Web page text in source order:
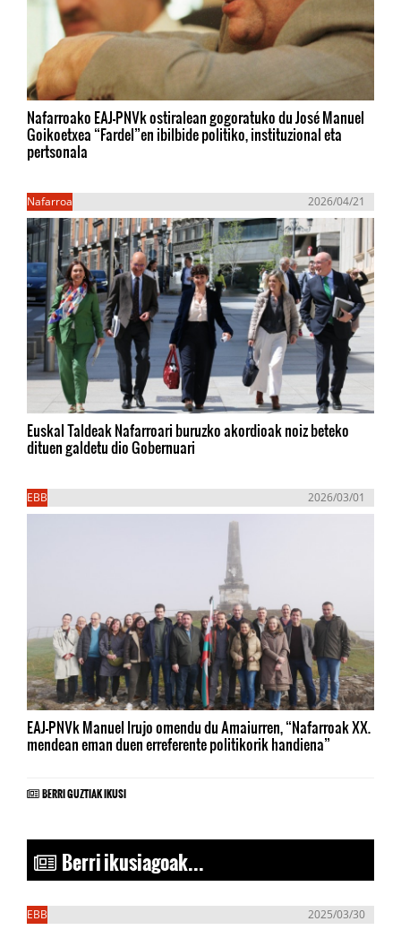
Nafarroako EAJ-PNVk ostiralean gogoratuko du José Manuel
Goikoetxea “Fardel”en ibilbide politiko, instituzional eta
pertsonala
Nafarroa 2026/04/21
Euskal Taldeak Nafarroari buruzko akordioak noiz beteko
dituen galdetu dio Gobernuari
EBB 2026/03/01
EAJ-PNVk Manuel Irujo omendu du Amaiurren, “Nafarroak XX.
mendean eman duen erreferente politikorik handiena”
BERRI GUZTIAK IKUSI
Berri ikusiagoak...
EBB 2025/03/30